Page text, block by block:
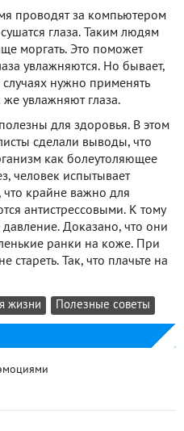
проводят за компьютером
глаза. Таким людям
моргать. Это поможет
увлажняются. Но бывает,
случаях нужно применять
же увлажняют глаза.
для здоровья. В этом
сделали выводы, что
как болеутоляющее
человек испытывает
что крайне важно для
антистрессовыми. К тому
Доказано, что они
ранки на коже. При
стареть. Так, что плачьте на
жизни Полезные советы